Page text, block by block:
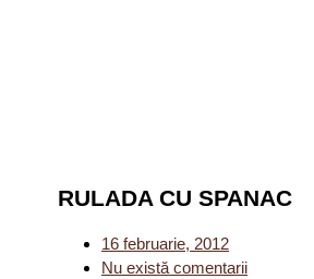
RULADA CU SPANAC
16 februarie, 2012
Nu există comentarii